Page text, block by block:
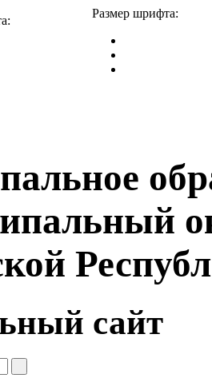
Размер шрифта:
сайт